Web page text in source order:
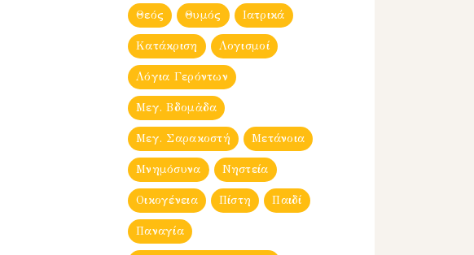
Θεός Θυμός Ιατρικά
Κατάκριση Λογισμοί
Λόγια Γερόντων
Μεγ. Βδομἀδα
Μεγ. Σαρακοστή Μετάνοια
Μνημόσυνα Νηστεία
Οικογένεια Πίστη Παιδί
Παναγία